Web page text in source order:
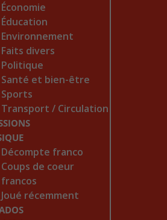
Économie
Éducation
Environnement
Faits divers
Politique
Santé et bien-être
Sports
Transport / Circulation
Décompte franco
Coups de coeur
francos
Joué récemment